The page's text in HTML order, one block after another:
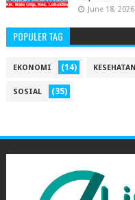
June 18, 2026
POPULER TAG
EKONOMI (14) KESEHATAN
SOSIAL (35)